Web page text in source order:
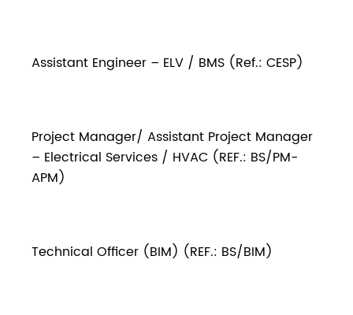
Assistant Engineer – ELV / BMS (Ref.: CESP)
Project Manager/ Assistant Project Manager
– Electrical Services / HVAC (REF.: BS/PM-
APM)
Technical Officer (BIM) (REF.: BS/BIM)